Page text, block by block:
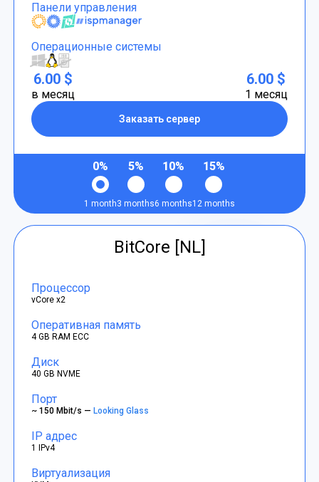
Панели управления
Операционные системы
6.00 $
в месяц
Заказать сервер
6.00 $
1 месяц
0%
1 month
5%
3 months
10%
6 months
15%
12 months
BitCore [NL]
Процессор
vCore x2
Оперативная память
4 GB RAM ECC
Диск
40 GB NVME
Порт
~ 150 Mbit/s —Looking Glass
IP адрес
1 IPv4
Виртуализация